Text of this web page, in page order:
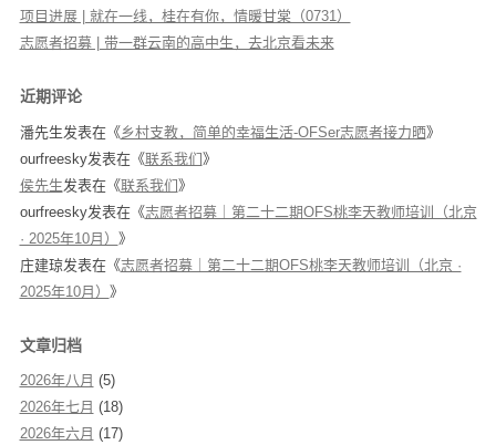
项目进展 | 就在一线，桂在有你，情暖甘棠（0731）
志愿者招募 | 带一群云南的高中生，去北京看未来
近期评论
潘先生发表在《乡村支教，简单的幸福生活-OFSer志愿者接力晒》
ourfreesky发表在《联系我们 》
侯先生发表在《联系我们 》
ourfreesky发表在《志愿者招募｜第二十二期OFS桃李天教师培训（北京
· 2025年10月） 》
庄建琼发表在《志愿者招募｜第二十二期OFS桃李天教师培训（北京 ·
2025年10月） 》
文章归档
2026年八月 (5)
2026年七月 (18)
2026年六月 (17)